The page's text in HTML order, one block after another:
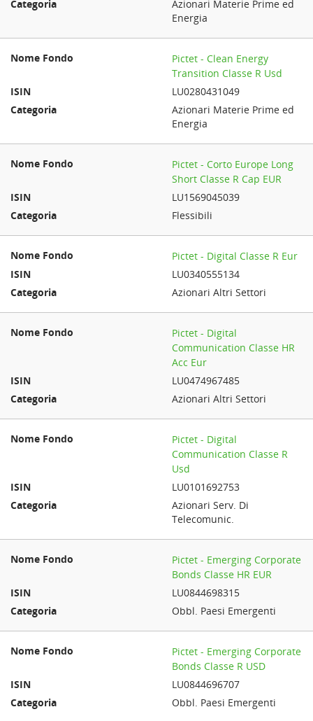
Azionari Materie Prime ed
Energia
Pictet - Clean Energy
Transition Classe R Usd
LU0280431049
Azionari Materie Prime ed
Energia
Pictet - Corto Europe Long
Short Classe R Cap EUR
LU1569045039
Flessibili
Pictet - Digital Classe R Eur
LU0340555134
Azionari Altri Settori
Pictet - Digital
Communication Classe HR
Acc Eur
LU0474967485
Azionari Altri Settori
Pictet - Digital
Communication Classe R
Usd
LU0101692753
Azionari Serv. Di
Telecomunic.
Pictet - Emerging Corporate
Bonds Classe HR EUR
LU0844698315
Obbl. Paesi Emergenti
Pictet - Emerging Corporate
Bonds Classe R USD
LU0844696707
Obbl. Paesi Emergenti